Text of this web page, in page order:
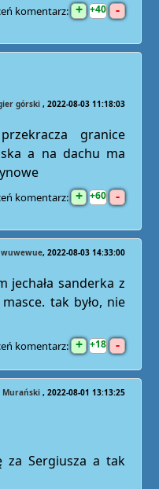
komentarz: + 40 -
górski 2022-08-03 11:18:03
granice
a na dachu ma
komentarz: + 60 -
2022-08-03 14:33:00
jechała sanderka z
tak było, nie
komentarz: + 18 -
Murański 2022-08-01 13:13:25
za Sergiusza a tak